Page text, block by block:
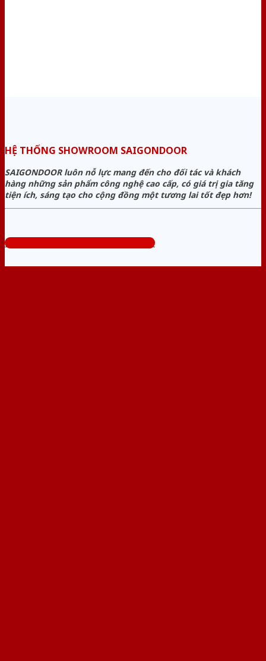
HỆ THỐNG SHOWROOM SAIGONDOOR
SAIGONDOOR luôn nỗ lực mang đến cho đối tác và khách
hàng những sản phẩm công nghệ cao cấp, có giá trị gia tăng
tiện ích, sáng tạo cho cộng đồng một tương lai tốt đẹp hơn!
Tổng đài tư vấn miễn phí: 0824.400.400